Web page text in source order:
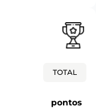
TOTAL
pontos